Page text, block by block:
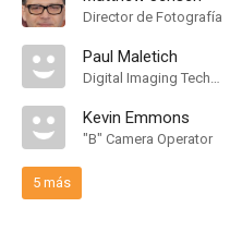
Director de Fotografía
Paul Maletich
Digital Imaging Technician
Kevin Emmons
"B" Camera Operator
5 más